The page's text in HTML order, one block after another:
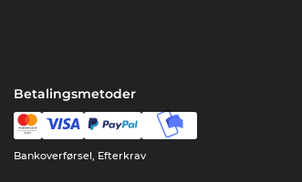
Betalingsmetoder
Bankoverførsel, Efterkrav